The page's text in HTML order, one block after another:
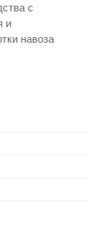
с
и
навоза